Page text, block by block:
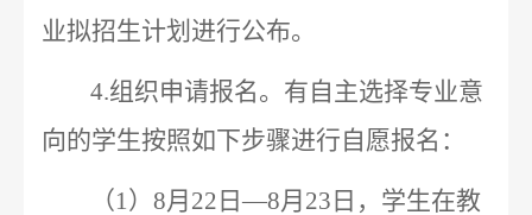
业拟招生计划进行公布。
4.组织申请报名。有自主选择专业意
向的学生按照如下步骤进行自愿报名：
（1） 8月 22 日—8月 23 日，学生在教